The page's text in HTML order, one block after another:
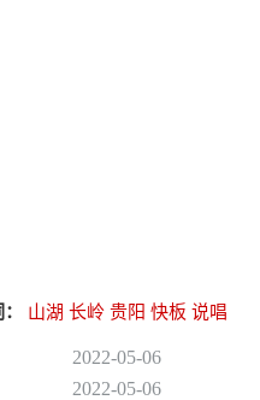
山湖 长岭 贵阳 快板 说唱
2022-05-06
2022-05-06